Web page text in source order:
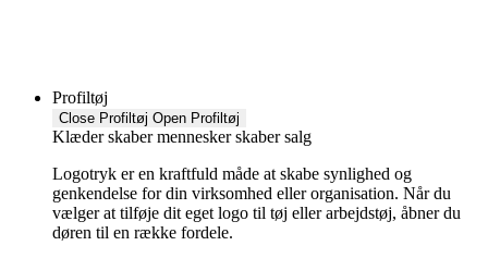
Profiltøj
Close Profiltøj Open Profiltøj
Klæder skaber mennesker skaber salg
Logotryk er en kraftfuld måde at skabe synlighed og
genkendelse for din virksomhed eller organisation. Når du
vælger at tilføje dit eget logo til tøj eller arbejdstøj, åbner du
døren til en række fordele.